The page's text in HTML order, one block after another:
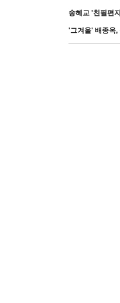
송혜교 '친필편
'그겨울' 배종옥,